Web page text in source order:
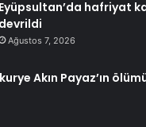
Eyüpsultan’da hafriyat
devrildi
Ağustos 7, 2026
Akın Payaz’ın